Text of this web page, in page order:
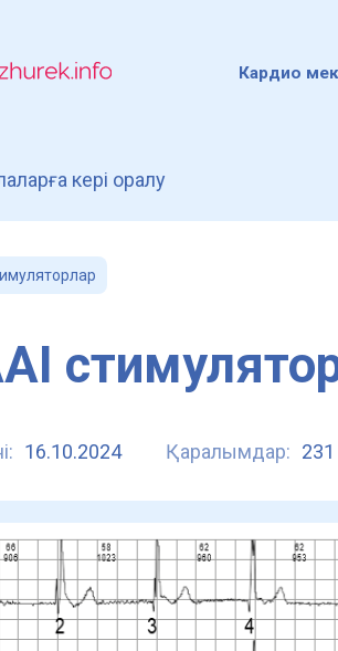
Кардио
кері оралу
16.10.2024 Қаралымдар: 231